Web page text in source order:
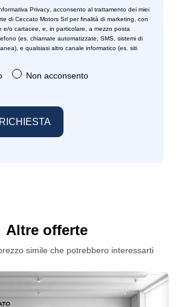
Privacy, acconsento al trattamento dei miei
di Ceccato Motors Srl per finalità di marketing, con
e/o cartacee, e, in particolare, a mezzo posta
(es. chiamate automatizzate, SMS, sistemi di
e qualsiasi altro canale informatico (es. siti
Non acconsento
Altre offerte
simile che potrebbero interessarti